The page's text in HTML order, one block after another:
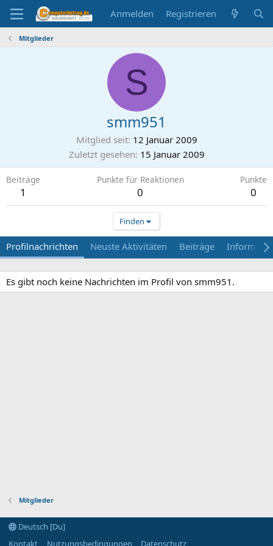
Anmelden Registrieren
Mitglieder
S
smm951
Mitglied seit 12 Januar 2009
Zuletzt gesehen 15 Januar 2009
Beiträge
1
Punkte für Reaktionen
0
Punkte
0
Finden
Profilnachrichten Neuste Aktivitäten Beiträge
Es gibt noch keine Nachrichten im Profil von smm951.
Mitglieder
Deutsch [Du]
Kontakt
Nutzungsbedingungen Datenschutz